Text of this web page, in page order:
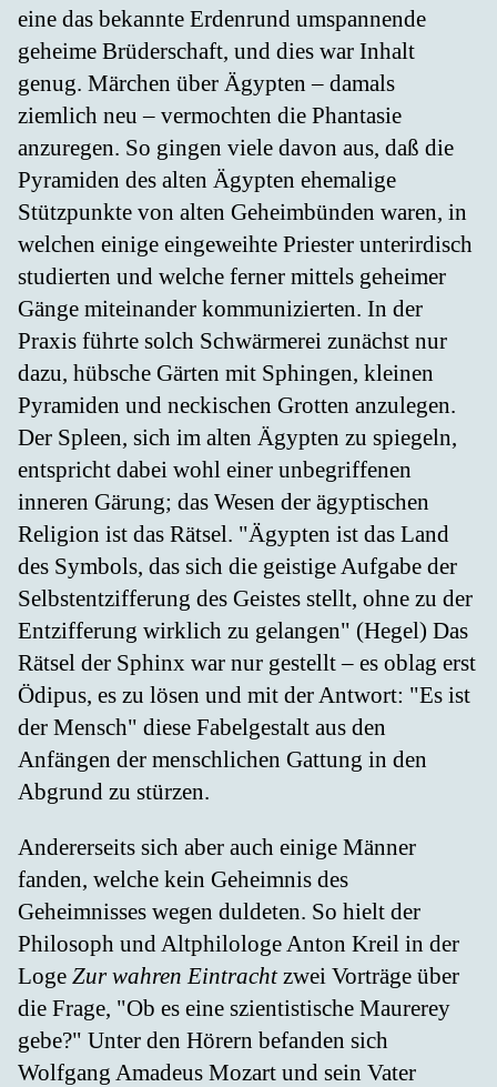
eine das bekannte Erdenrund umspannende
geheime Brüderschaft, und dies war Inhalt
genug. Märchen über Ägypten – damals
ziemlich neu – vermochten die Phantasie
anzuregen. So gingen viele davon aus, daß die
Pyramiden des alten Ägypten ehemalige
Stützpunkte von alten Geheimbünden waren, in
welchen einige eingeweihte Priester unterirdisch
studierten und welche ferner mittels geheimer
Gänge miteinander kommunizierten. In der
Praxis führte solch Schwärmerei zunächst nur
dazu, hübsche Gärten mit Sphingen, kleinen
Pyramiden und neckischen Grotten anzulegen.
Der Spleen, sich im alten Ägypten zu spiegeln,
entspricht dabei wohl einer unbegriffenen
inneren Gärung; das Wesen der ägyptischen
Religion ist das Rätsel. "Ägypten ist das Land
des Symbols, das sich die geistige Aufgabe der
Selbstentzifferung des Geistes stellt, ohne zu der
Entzifferung wirklich zu gelangen" (Hegel) Das
Rätsel der Sphinx war nur gestellt – es oblag erst
Ödipus, es zu lösen und mit der Antwort: "Es ist
der Mensch" diese Fabelgestalt aus den
Anfängen der menschlichen Gattung in den
Abgrund zu stürzen.
Andererseits sich aber auch einige Männer
fanden, welche kein Geheimnis des
Geheimnisses wegen duldeten. So hielt der
Philosoph und Altphilologe Anton Kreil in der
Loge Zur wahren Eintrachtzwei Vorträge über
die Frage, "Ob es eine szientistische Maurerey
gebe?" Unter den Hörern befanden sich
Wolfgang Amadeus Mozart und sein Vater